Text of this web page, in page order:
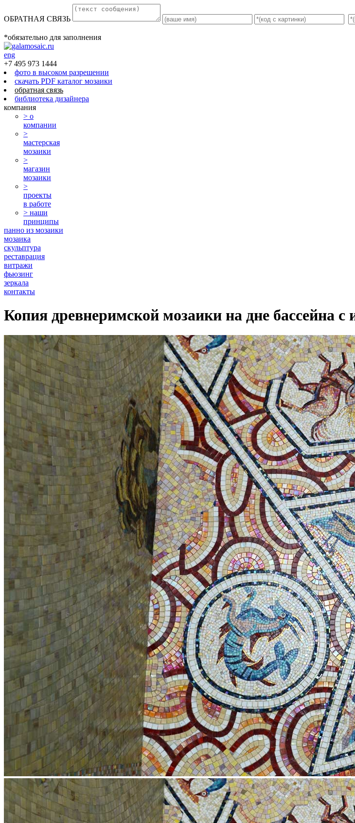
ОБРАТНАЯ СВЯЗЬ
*обязательно для заполнения
eng
+7 495 973 1444
фото в высоком разрешении
скачать PDF каталог мозаики
обратная связь
библиотека дизайнера
компания
> о
компании
>
мастерская
мозаики
>
магазин
мозаики
>
проекты
в работе
> наши
принципы
панно из мозаики
мозаика
скульптура
реставрация
витражи
фьюзинг
зеркала
контакты
Копия древнеримской мозаики на дне бассейна